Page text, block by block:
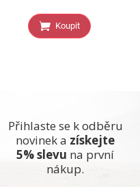
Koupit
Přihlaste se k odběru
novinek a získejte
5% slevu na první
nákup.